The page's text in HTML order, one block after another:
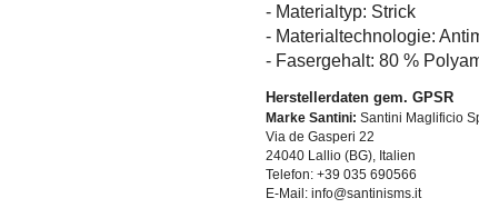
- Materialtyp: Strick
- Materialtechnologie:
- Fasergehalt: 80 %
Herstellerdaten gem. GPSR
Marke Santini: Santini Maglificio
Via de Gasperi 22
24040 Lallio (BG), Italien
Telefon: +39 035 690566
E-Mail: info@santinisms.it